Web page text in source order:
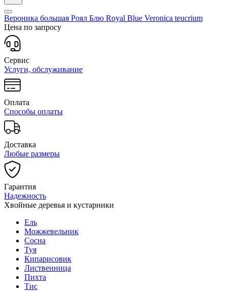
Вероника большая Роял Блю Royal Blue Veronica teucrium
Цена по запросу
Сервис
Услуги, обслуживание
Оплата
Способы оплаты
Доставка
Любые размеры
Гарантия
Надежность
Хвойные деревья и кустарники
Ель
Можжевельник
Сосна
Туя
Кипарисовик
Лиственница
Пихта
Тис